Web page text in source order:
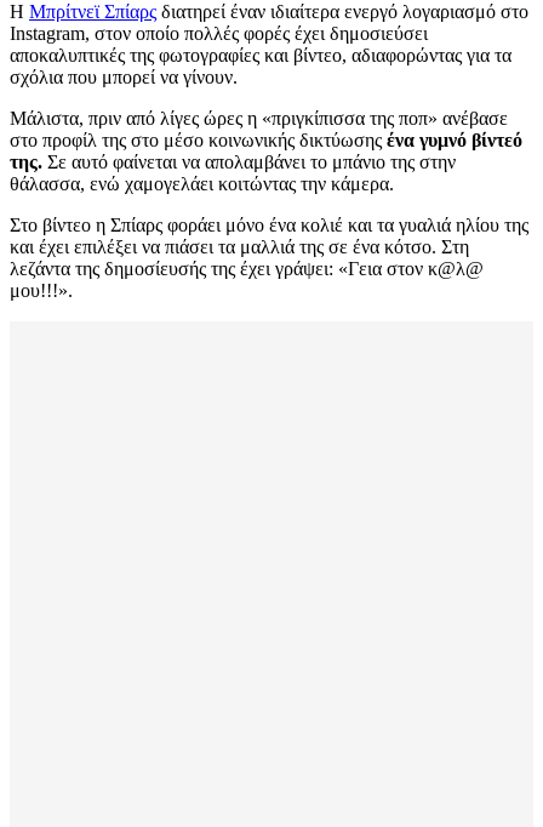
Η Μπρίτνεϊ Σπίαρς διατηρεί έναν ιδιαίτερα ενεργό λογαριασμό στο
Instagram, στον οποίο πολλές φορές έχει δημοσιεύσει
αποκαλυπτικές της φωτογραφίες και βίντεο, αδιαφορώντας για τα
σχόλια που μπορεί να γίνουν.
Μάλιστα, πριν από λίγες ώρες η «πριγκίπισσα της ποπ» ανέβασε
στο προφίλ της στο μέσο κοινωνικής δικτύωσης ένα γυμνό βίντεό
της. Σε αυτό φαίνεται να απολαμβάνει το μπάνιο της στην
θάλασσα, ενώ χαμογελάει κοιτώντας την κάμερα.
Στο βίντεο η Σπίαρς φοράει μόνο ένα κολιέ και τα γυαλιά ηλίου της
και έχει επιλέξει να πιάσει τα μαλλιά της σε ένα κότσο. Στη
λεζάντα της δημοσίευσής της έχει γράψει: «Γεια στον κ@λ@
μου!!!».